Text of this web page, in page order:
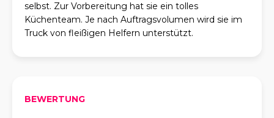
selbst. Zur Vorbereitung hat sie ein tolles
Küchenteam. Je nach Auftragsvolumen wird sie im
Truck von fleißigen Helfern unterstützt.
BEWERTUNG